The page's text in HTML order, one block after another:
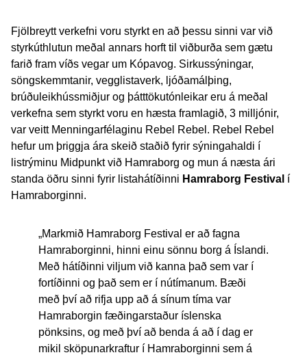
Fjölbreytt verkefni voru styrkt en að þessu sinni var við
styrkúthlutun meðal annars horft til viðburða sem gætu
farið fram víðs vegar um Kópavog. Sirkussýningar,
söngskemmtanir, vegglistaverk, ljóðamálþing,
brúðuleikhússmiðjur og þátttökutónleikar eru á meðal
verkefna sem styrkt voru en hæsta framlagið, 3 milljónir,
var veitt Menningarfélaginu Rebel Rebel. Rebel Rebel
hefur um þriggja ára skeið staðið fyrir sýningahaldi í
listrýminu Midpunkt við Hamraborg og mun á næsta ári
standa öðru sinni fyrir listahátíðinni Hamraborg Festival í
Hamraborginni.
„Markmið Hamraborg Festival er að fagna
Hamraborginni, hinni einu sönnu borg á Íslandi.
Með hátíðinni viljum við kanna það sem var í
fortíðinni og það sem er í nútímanum. Bæði
með því að rifja upp að á sínum tíma var
Hamraborgin fæðingarstaður íslenska
pönksins, og með því að benda á að í dag er
mikil sköpunarkraftur í Hamraborginni sem á